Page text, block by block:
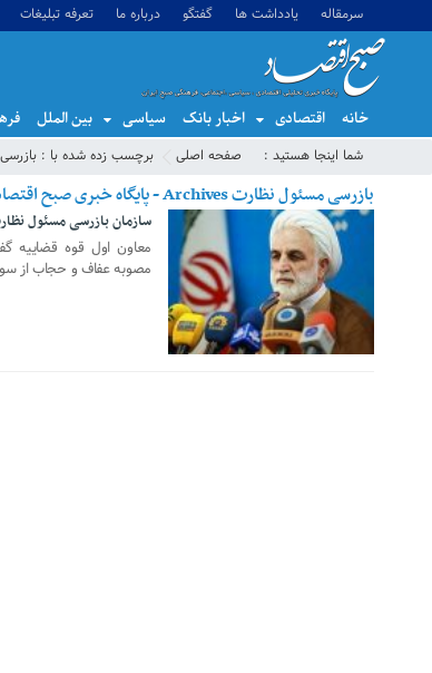
سرمقاله یادداشت ها گفتگو درباره ما تعرفه تبلیغات
خانه اقتصادی اخبار بانک سیاسی بین الملل
شما اینجا هستید : صفحه اصلی برچسب زده شده با :
بازرسی مسئول نظارت Archives - پایگاه خبری صبح اقتصاد آنلاین،تحلیل اقتصادی،اخبار اقتصادی
سازمان بازرسی مسئول
معاون اول قوه قضاییه
مصوبه عفاف و حجاب از